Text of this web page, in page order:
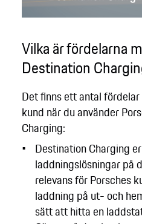
Vilka är fördelarna
Destination
Det finns ett antal
kund när du använder
Charging:
Destination Charging
laddningslösningar på
relevans för Porsches
laddning på ut- och
sätt att hitta en